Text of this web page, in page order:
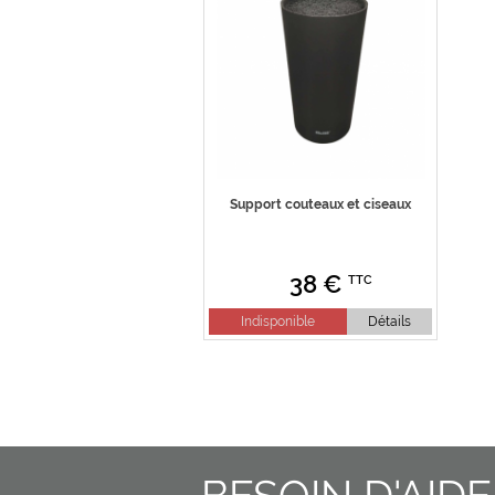
Support couteaux et ciseaux
38 € TTC
Indisponible Détails